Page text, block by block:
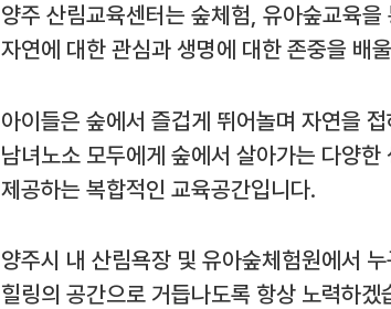
양주 산림교육센터는 숲체험, 유아숲교육
자연에 대한 관심과 생명에 대한 존중을 배
아이들은 숲에서 즐겁게 뛰어놀며 자연을
남녀노소 모두에게 숲에서 살아가는 다양
제공하는 복합적인 교육공간입니다.
양주시 내 산림욕장 및 유아숲체험원에서
힐링의 공간으로 거듭나도록 항상 노력하겠